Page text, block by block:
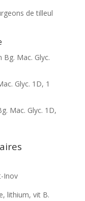
de tilleul
Mac. Glyc.
Glyc. 1D, 1
Mac. Glyc. 1D,
Inov
lithium, vit B.